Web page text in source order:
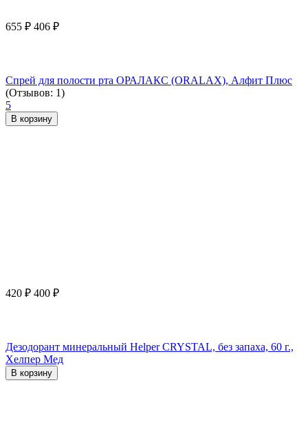
655 ₽ 406 ₽
Спрей для полости рта ОРАЛАКС (ORALAX), Алфит Плюс
(Отзывов: 1)
5
В корзину
420 ₽ 400 ₽
Дезодорант минеральный Helper CRYSTAL, без запаха, 60 г.,
Хелпер Мед
В корзину